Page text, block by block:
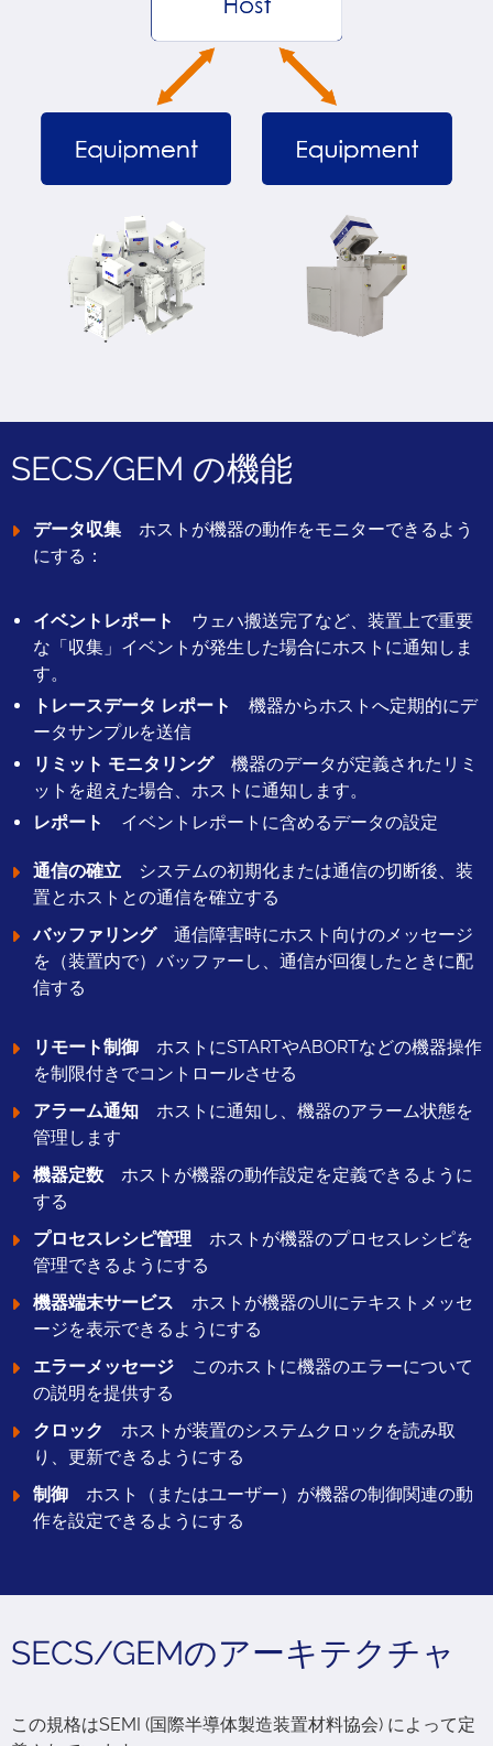
SECS/GEM の機能
データ収集 ホストが機器の動作をモニターできるよう
にする：
イベントレポート
ウェハ搬送完了など、装置上で重要
な「収集」イベントが発生した場合にホストに通知しま
す。
トレースデータ レポート 機器からホストへ定期的にデ
ータサンプルを送信
リミット モニタリング 機器のデータが定義されたリミ
ットを超えた場合、ホストに通知します。
レポート イベントレポートに含めるデータの設定
通信の確立
システムの初期化または通信の切断後、装
置とホストとの通信を確立する
バッファリング 通信障害時にホスト向けのメッセージ
を（装置内で）バッファーし、通信が回復したときに配
信する
リモート制御 ホストにSTARTやABORTなどの機器操作
を制限付きでコントロールさせる
アラーム通知 ホストに通知し、機器のアラーム状態を
管理します
機器定数 ホストが機器の動作設定を定義できるように
する
プロセスレシピ管理 ホストが機器のプロセスレシピを
管理できるようにする
機器端末サービス ホストが機器のUIにテキストメッセ
ージを表示できるようにする
エラーメッセージ
このホストに機器のエラーについて
の説明を提供する
クロック ホストが装置のシステムクロックを読み取
り、更新できるようにする
制御 ホスト（またはユーザー）が機器の制御関連の動
作を設定できるようにする
SECS/GEMのアーキテクチャ
この規格はSEMI (国際半導体製造装置材料協会) によって定